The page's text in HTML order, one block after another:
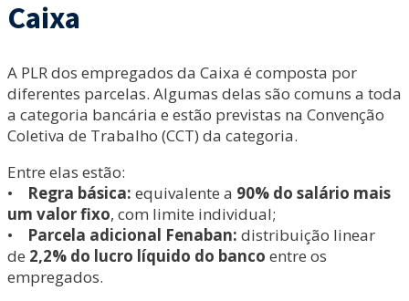
Caixa
A PLR dos empregados da Caixa é composta por
diferentes parcelas. Algumas delas são comuns a toda
a categoria bancária e estão previstas na Convenção
Coletiva de Trabalho (CCT) da categoria.
Entre elas estão:
• Regra básica: equivalente a 90% do salário mais
um valor fixo, com limite individual;
• Parcela adicional Fenaban: distribuição linear
de 2,2% do lucro líquido do banco entre os
empregados.